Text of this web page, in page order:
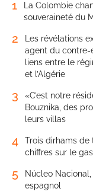
1
La Colombie
souveraineté du
2
Les révélations
agent du contre-
liens entre le
et l’Algérie
3
«C’est notre
Bouznika, des
leurs villas
4
Trois dirhams
chiffres sur le
5
Núcleo
espagnol